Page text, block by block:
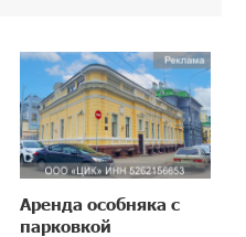
Аренда особняка с
парковкой